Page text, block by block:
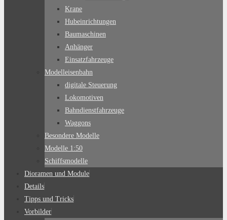
Krane
Hubeinrichtungen
Baumaschinen
Anhänger
Einsatzfahrzeuge
Modelleisenbahn
digitale Steuerung
Lokomotiven
Bahndienstfahrzeuge
Waggons
Besondere Modelle
Modelle 1:50
Schiffsmodelle
Dioramen und Module
Details
Tipps und Tricks
Vorbilder